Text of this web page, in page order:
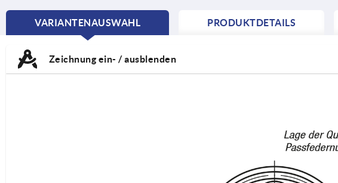
VARIANTENAUSWAHL
CURRENT
PRODUKTDETAILS
Zeichnung ein- / ausblenden